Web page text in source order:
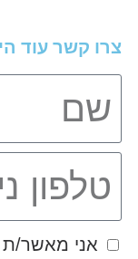
צרו קשר עוד
אני מאשר/ת